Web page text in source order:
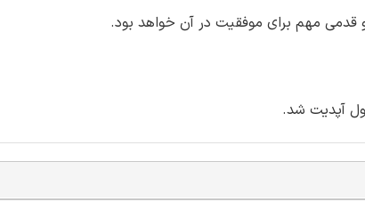
قدمی مهم برای موفقیت در آن خواهد بود.